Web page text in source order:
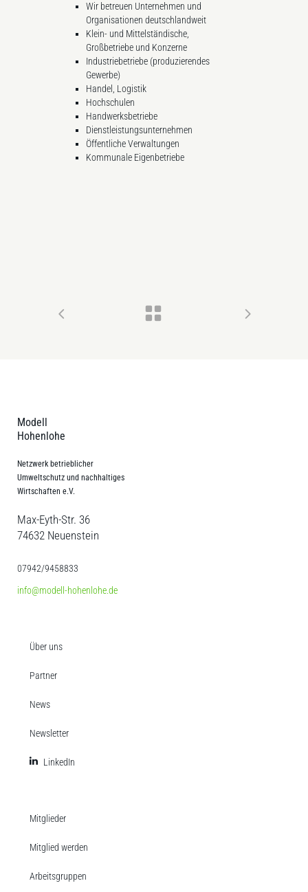
Wir betreuen Unternehmen und
Organisationen deutschlandweit
Klein- und Mittelständische,
Großbetriebe und Konzerne
Industriebetriebe (produzierendes
Gewerbe)
Handel, Logistik
Hochschulen
Handwerksbetriebe
Dienstleistungsunternehmen
Öffentliche Verwaltungen
Kommunale Eigenbetriebe
Modell
Hohenlohe
Netzwerk betrieblicher
Umweltschutz und nachhaltiges
Wirtschaften e.V.
Max-Eyth-Str. 36
74632 Neuenstein
07942/9458833
info@modell-hohenlohe.de
Über uns
Partner
News
Newsletter
LinkedIn
Mitglieder
Mitglied werden
Arbeitsgruppen